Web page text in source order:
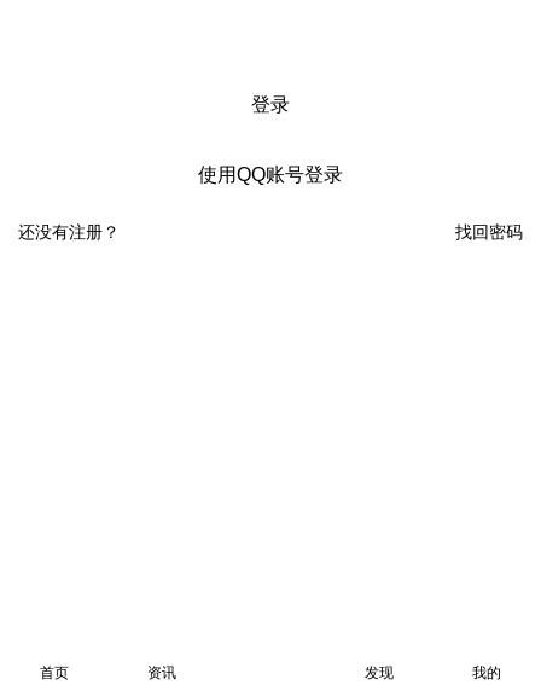
登录
使用QQ账号登录
找回密码
还没有注册？
首页 资讯 发现 我的